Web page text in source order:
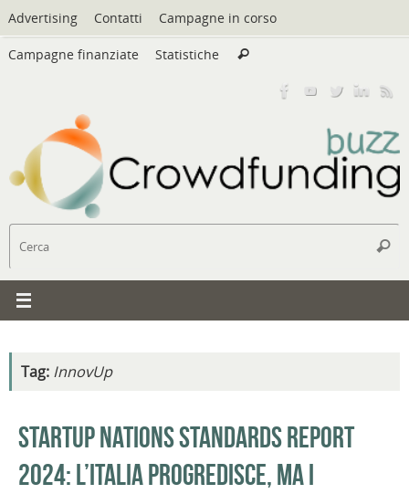
Vai
al
contenuto
Advertising Contatti Campagne in corso
Campagne finanziate Statistiche Cerca
Cerca
Tag: InnovUp
Startup Nations Standards Report
2024: l’Italia progredisce, ma i